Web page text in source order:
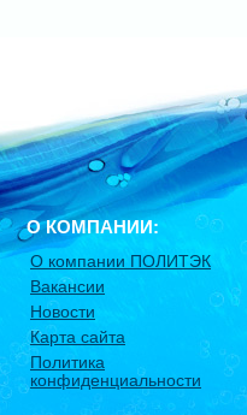
О КОМПАНИИ:
О компании ПОЛИТЭК
Вакансии
Новости
Карта сайта
Политика
конфиденциальности